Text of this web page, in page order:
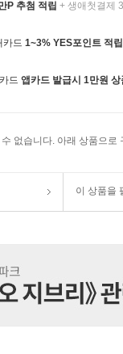
P 추첨 적립 + 생애첫결제
카드 1~3% YES포인트 적립
드 앱카드 발급시 1만원 상
없습니다. 아래 상품으로
이 상품을